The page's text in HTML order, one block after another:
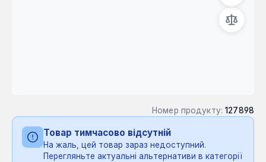
Номер продукту: 127898
Товар тимчасово відсутній
На жаль, цей товар зараз недоступний.
Перегляньте актуальні альтернативи в категорії